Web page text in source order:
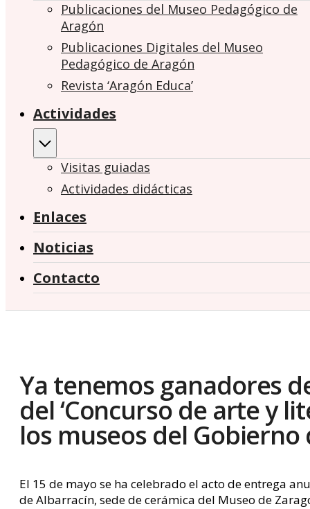
Publicaciones del Museo Pedagógico de
Aragón
Publicaciones Digitales del Museo
Pedagógico de Aragón
Revista ‘Aragón Educa’
Actividades
Visitas guiadas
Actividades didácticas
Enlaces
Noticias
Contacto
Ya tenemos ganadores
del ‘Concurso de arte y
los museos del Gobierno
El 15 de mayo se ha celebrado el acto de entrega
de Albarracín, sede de cerámica del Museo de